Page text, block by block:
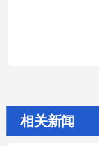
相关新闻